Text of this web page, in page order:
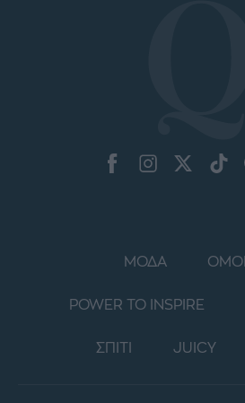
ΜΟΔΑ
POWER TO INSPIRE
ΣΠΙΤΙ JUICY